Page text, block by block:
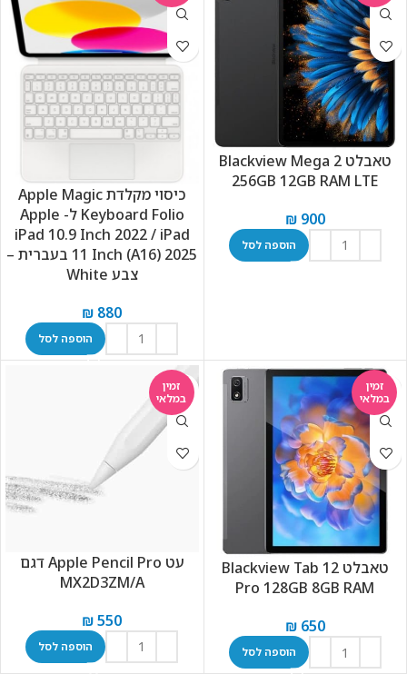
טאבלט Blackview Mega 2
256GB 12GB RAM LTE
₪900
הוספה לסל
כיסוי מקלדת Apple Magic
Keyboard Folio ל- Apple
iPad 10.9 Inch 2022 / iPad
11 Inch (A16) 2025 בעברית –
צבע White
₪ 880
הוספה לסל
זמין
במלאי
טאבלט Blackview Tab 12
Pro 128GB 8GB RAM
₪650
הוספה לסל
זמין
במלאי
עט Apple Pencil Pro דגם
MX2D3ZM/A
₪550
הוספה לסל